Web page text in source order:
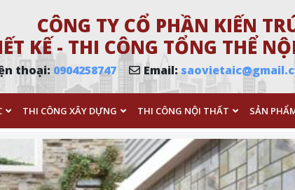
CÔNG TY CỔ PHẦN KIẾN
KẾ - THI CÔNG TỔNG THỂ
thoại:0904258747 Email:
THI CÔNG XÂY DỰNG THI CÔNG NỘI THẤT SẢN